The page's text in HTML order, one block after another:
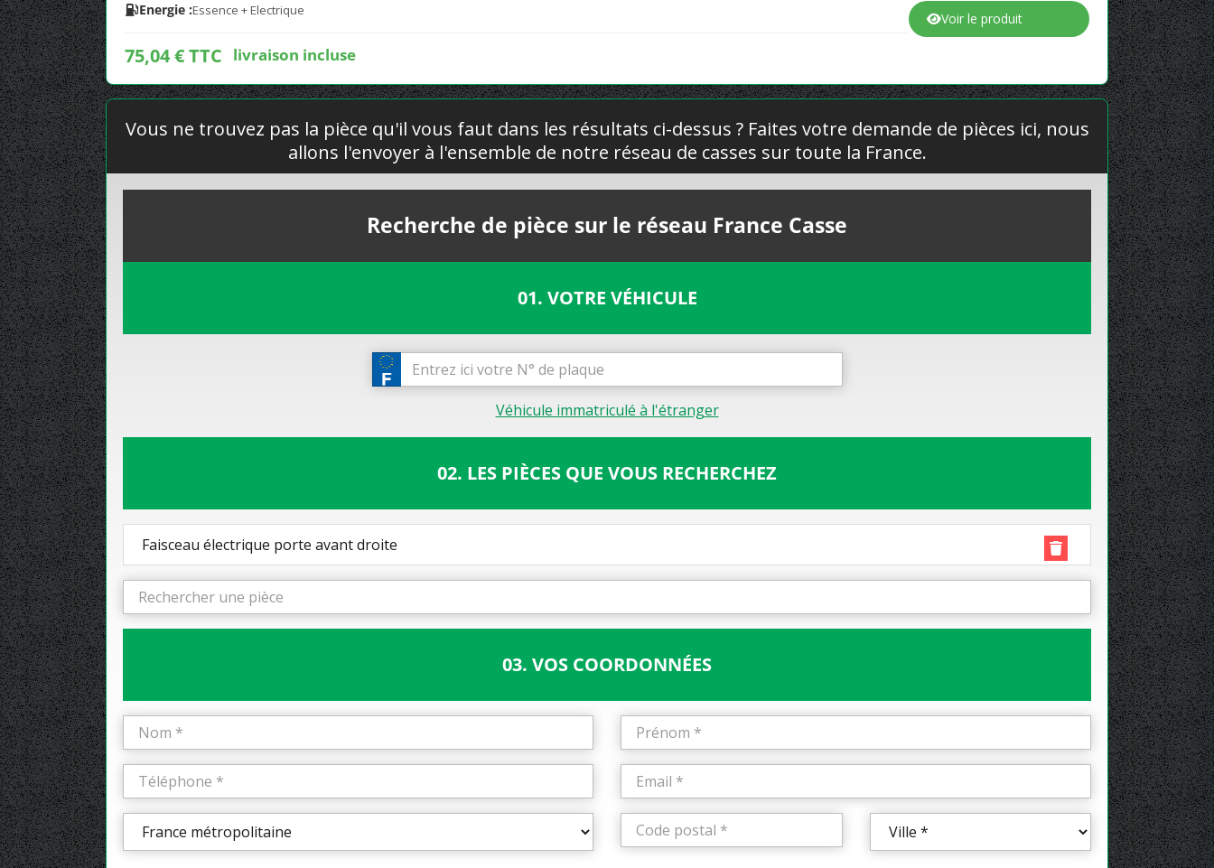
Energie :Essence + Electrique
75,04 € TTC livraison incluse
Voir le produit
Vous ne trouvez pas la pièce qu'il vous faut dans les résultats ci-dessus ? Faites votre demande de pièces ici, nous
allons l'envoyer à l'ensemble de notre réseau de casses sur toute la France.
Recherche de pièce sur le réseau France Casse
01. VOTRE VÉHICULE
Véhicule immatriculé à l'étranger
02. LES PIÈCES QUE VOUS RECHERCHEZ
Faisceau électrique porte avant droite
03. VOS COORDONNÉES